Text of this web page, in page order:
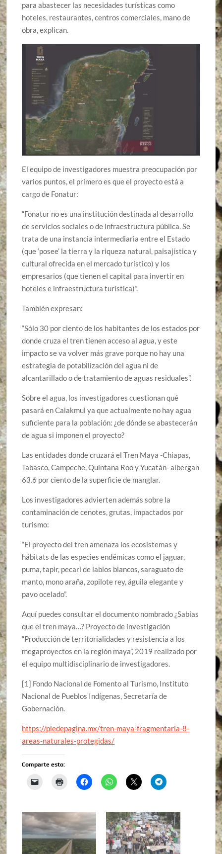
para abastecer las necesidades turísticas como
hoteles, restaurantes, centros comerciales, mano de
obra, explican.
El equipo de investigadores muestra preocupación por
varios puntos, el primero es que el proyecto está a
cargo de Fonatur:
“Fonatur no es una institución destinada al desarrollo
de servicios sociales o de infraestructura pública. Se
trata de una instancia intermediaria entre el Estado
(que ‘posee’ la tierra y la riqueza natural, paisajística y
cultural ofrecida en el mercado turístico) y los
empresarios (que tienen el capital para invertir en
hoteles e infraestructura turística)”.
También expresan:
“Sólo 30 por ciento de los habitantes de los estados por
donde cruza el tren tienen acceso al agua, y este
impacto se va volver más grave porque no hay una
estrategia de potabilización del agua ni de
alcantarillado o de tratamiento de aguas residuales”.
Sobre el agua, los investigadores cuestionan qué
pasará en Calakmul ya que actualmente no hay agua
suficiente para la población: ¿de dónde se abastecerán
de agua si imponen el proyecto?
Las entidades donde cruzará el Tren Maya -Chiapas,
Tabasco, Campeche, Quintana Roo y Yucatán- albergan
63.6 por ciento de la superficie de manglar.
Los investigadores advierten además sobre la
contaminación de cenotes, grutas, impactados por
turismo:
“El proyecto del tren amenaza los ecosistemas y
hábitats de las especies endémicas como el jaguar,
puma, tapir, pecarí de labios blancos, saraguato de
manto, mono araña, zopilote rey, águila elegante y
pavo ocelado”.
Aquí puedes consultar el documento nombrado ¿Sabías
que el tren maya…? Proyecto de investigación
“Producción de territorialidades y resistencia a los
megaproyectos en la región maya”, 2019 realizado por
el equipo multidisciplinario de investigadores.
[1] Fondo Nacional de Fomento al Turismo, Instituto
Nacional de Pueblos Indígenas, Secretaría de
Gobernación.
https://piedepagina.mx/tren-maya-fragmentaria-8-
areas-naturales-protegidas/
Comparte esto: